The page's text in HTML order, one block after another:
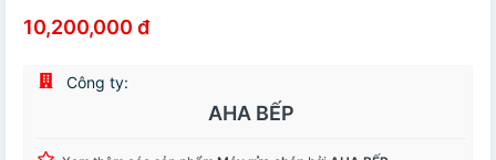
10,200,000 đ
Công ty:
AHA BẾP